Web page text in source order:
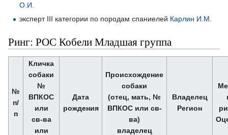
О.И.
эксперт III категории по породам спаниелей Карлин И.М.
Ринг: РОС Кобели Младшая группа
№
п/
п
Кличка
собаки
№
ВПКОС
или
св-ва
или
Дата
рождения
Происхождение
собаки
(отец, мать, №
ВПКОС или св-
ва)
владелец
Владелец
Регион